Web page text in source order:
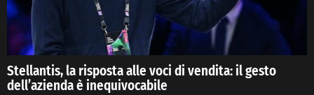
Stellantis, la risposta alle voci di vendita: il gesto
dell’azienda è inequivocabile